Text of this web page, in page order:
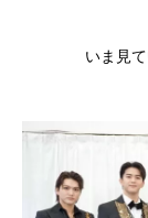
いま見